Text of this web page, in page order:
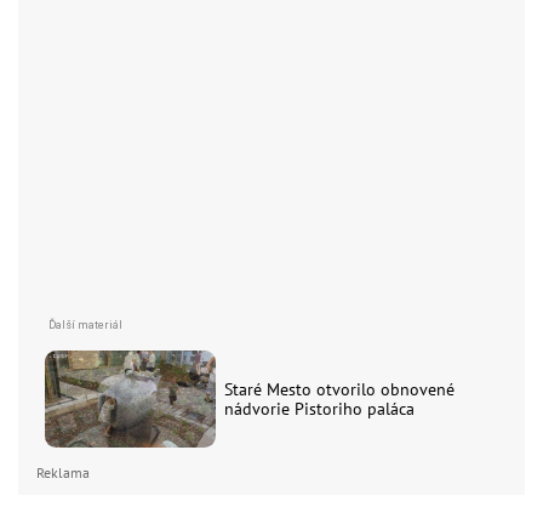
Staré Mesto otvorilo obnovené
nádvorie Pistoriho paláca
Reklama